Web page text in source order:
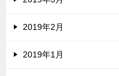
2019年2月
2019年1月